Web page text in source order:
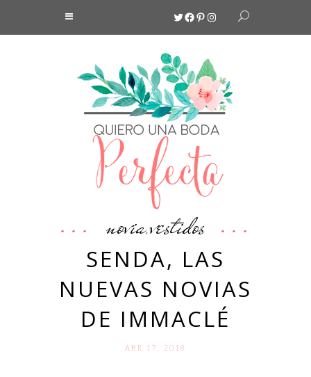
Twitter
Facebook
Pinterest
Instagram
novia,vestidos
SENDA, LAS
NUEVAS NOVIAS
DE IMMACLÉ
ABR 17. 2018